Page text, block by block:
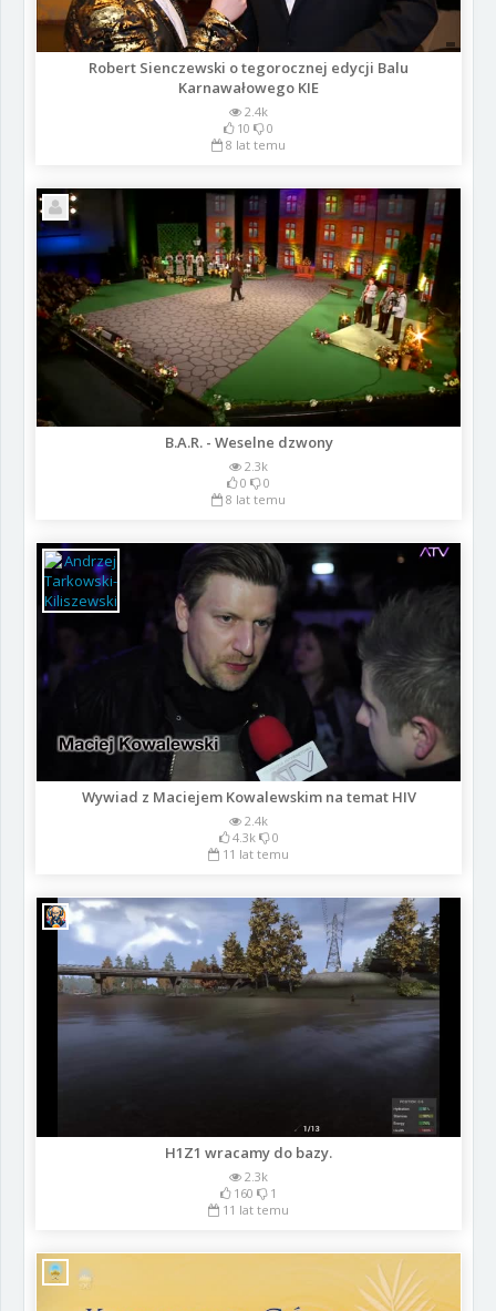
Robert Sienczewski o tegorocznej edycji Balu
Karnawałowego KIE
2.4k
10
0
8 lat temu
B.A.R. - Weselne dzwony
2.3k
0
0
8 lat temu
Wywiad z Maciejem Kowalewskim na temat HIV
2.4k
4.3k
0
11 lat temu
H1Z1 wracamy do bazy.
2.3k
160
1
11 lat temu